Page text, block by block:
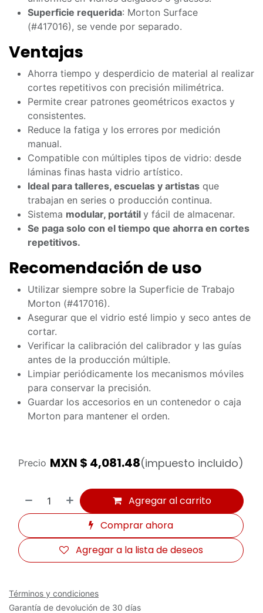
Superficie requerida: Morton Surface
(#417016), se vende por separado.
Ventajas
Ahorra tiempo y desperdicio de material al realizar
cortes repetitivos con precisión milimétrica.
Permite crear patrones geométricos exactos y
consistentes.
Reduce la fatiga y los errores por medición
manual.
Compatible con múltiples tipos de vidrio: desde
láminas finas hasta vidrio artístico.
Ideal para talleres, escuelas y artistas que
trabajan en series o producción continua.
Sistema modular, portátil y fácil de almacenar.
Se paga solo con el tiempo que ahorra en cortes
repetitivos.
Recomendación de uso
Utilizar siempre sobre la Superficie de Trabajo
Morton (#417016).
Asegurar que el vidrio esté limpio y seco antes de
cortar.
Verificar la calibración del calibrador y las guías
antes de la producción múltiple.
Limpiar periódicamente los mecanismos móviles
para conservar la precisión.
Guardar los accesorios en un contenedor o caja
Morton para mantener el orden.
Agregar al carrito
Comprar ahora
Agregar a la lista de deseos
Precio MXN $ 4,081.48(impuesto incluido)
Términos y condiciones
Garantía de devolución de 30 días